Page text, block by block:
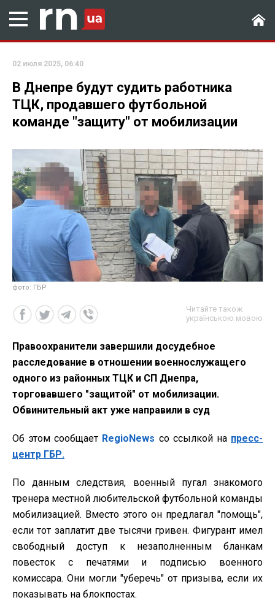
02 июля 2025, 06:40
В Днепре будут судить работника
ТЦК, продавшего футбольной
команде "защиту" от мобилизации
фото: ГБР
Читайте також
українською мовою
Правоохранители завершили досудебное
расследование в отношении военнослужащего
одного из районных ТЦК и СП Днепра,
торговавшего "защитой" от мобилизации.
Обвинительный акт уже направили в суд
Об этом сообщает RegioNews со ссылкой на пресс-
центр ГБР.
По данным следствия, военный пугал знакомого
тренера местной любительской футбольной команды
мобилизацией. Вместо этого он предлагал "помощь",
если тот заплатит две тысячи гривен. Фигурант имел
свободный доступ к незаполненным бланкам
повесток с печатями и подписью военного
комиссара. Они могли "уберечь" от призыва, если их
показывать на блокпостах.